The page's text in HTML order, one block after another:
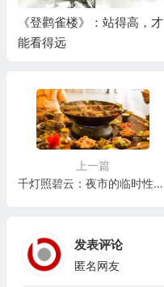
《登鹳雀楼》：站得高，才
能看得远
上一篇
千灯照碧云：夜市的临时性城市主义
发表评论
匿名网友